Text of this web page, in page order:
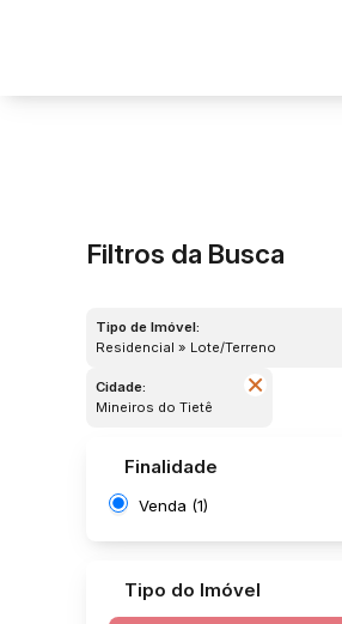
Filtros da Busca
Tipo de Imóvel:
Residencial » Lote/Terreno
Cidade:
Mineiros do Tietê
Finalidade
Venda (1)
Tipo do Imóvel